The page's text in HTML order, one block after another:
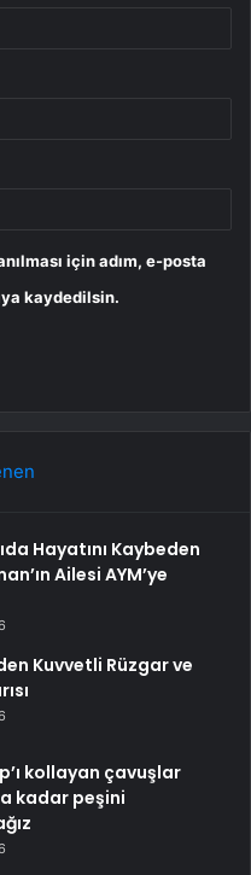
için adım, e-posta
kaydedilsin.
Hayatını Kaybeden
Ailesi AYM’ye
Kuvvetli Rüzgar ve
kollayan çavuşlar
kadar peşini